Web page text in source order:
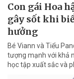
Con gái Hoa
gây sốt khi
hưởng
Bé Viann và Tiểu
tượng mạnh với khả
học tập xuất sắc và